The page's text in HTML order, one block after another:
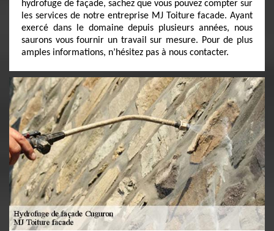
hydrofuge de façade, sachez que vous pouvez compter sur
les services de notre entreprise MJ Toiture facade. Ayant
exercé dans le domaine depuis plusieurs années, nous
saurons vous fournir un travail sur mesure. Pour de plus
amples informations, n’hésitez pas à nous contacter.